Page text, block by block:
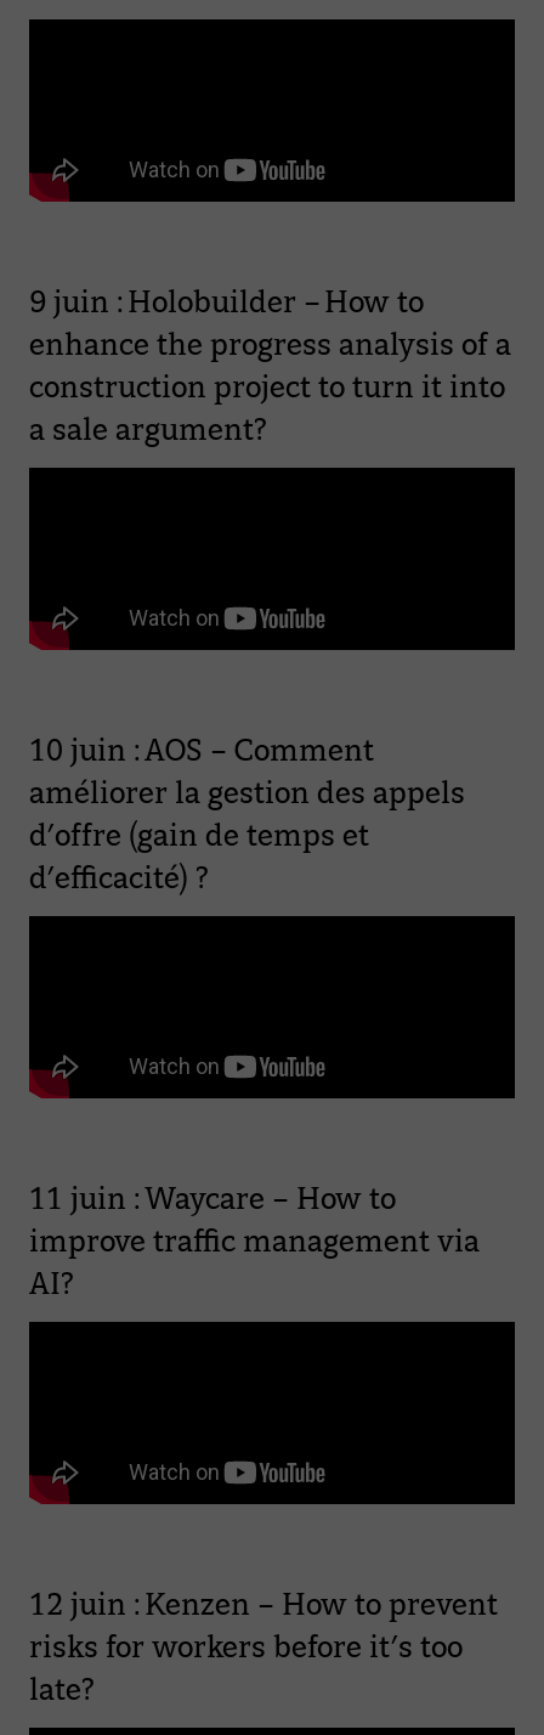
9 juin : Holobuilder – How to
enhance the progress analysis of a
construction project to turn it into
a sale argument?
10 juin : AOS – Comment
améliorer la gestion des appels
d’offre (gain de temps et
d’efficacité) ?
11 juin : Waycare – How to
improve traffic management via
AI?
12 juin : Kenzen – How to prevent
risks for workers before it’s too
late?